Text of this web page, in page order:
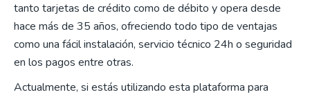
tanto tarjetas de crédito como de débito y opera desde
hace más de 35 años, ofreciendo todo tipo de ventajas
como una fácil instalación, servicio técnico 24h o seguridad
en los pagos entre otras.
Actualmente, si estás utilizando esta plataforma para